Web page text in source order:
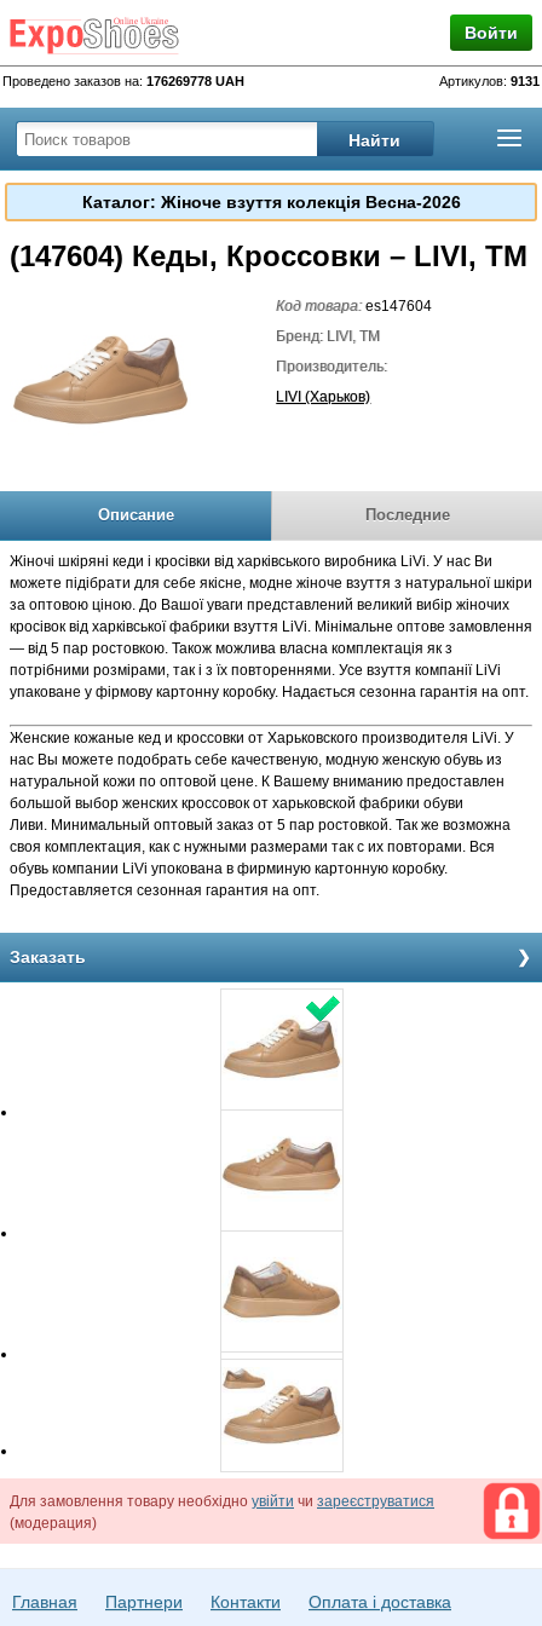
Войти
Проведено заказов на: 176269778 UAH Артикулов: 9131
Каталог: Жіноче взуття колекція Весна-2026
(147604) Кеды, Кроссовки – LIVI, TM
Код товара:es147604
Бренд: LIVI, TM
Производитель:
LIVI (Харьков)
Описание Последние
Жіночі шкіряні кеди і кросівки від харківського виробника LiVi. У нас Ви
можете підібрати для себе якісне, модне жіноче взуття з натуральної шкіри
за оптовою ціною. До Вашої уваги представлений великий вибір жіночих
кросівок від харківської фабрики взуття LiVi. Мінімальне оптове замовлення
— від 5 пар ростовкою. Також можлива власна комплектація як з
потрібними розмірами, так і з їх повтореннями. Усе взуття компанії LiVi
упаковане у фірмову картонну коробку. Надається сезонна гарантія на опт.
Женские кожаные кед и кроссовки от Харьковского производителя LiVi. У
нас Вы можете подобрать себе качественую, модную женскую обувь из
натуральной кожи по оптовой цене. К Вашему вниманию предоставлен
большой выбор женских кроссовок от харьковской фабрики обуви
Ливи. Минимальный оптовый заказ от 5 пар ростовкой. Так же возможна
своя комплектация, как с нужными размерами так с их повторами. Вся
обувь компании LiVi упокована в фирминую картонную коробку.
Предоставляется сезонная гарантия на опт.
Заказать
Для замовлення товару необхідно увійти чи зареєструватися
(модерация)
Главная Партнери Контакти Оплата і доставка